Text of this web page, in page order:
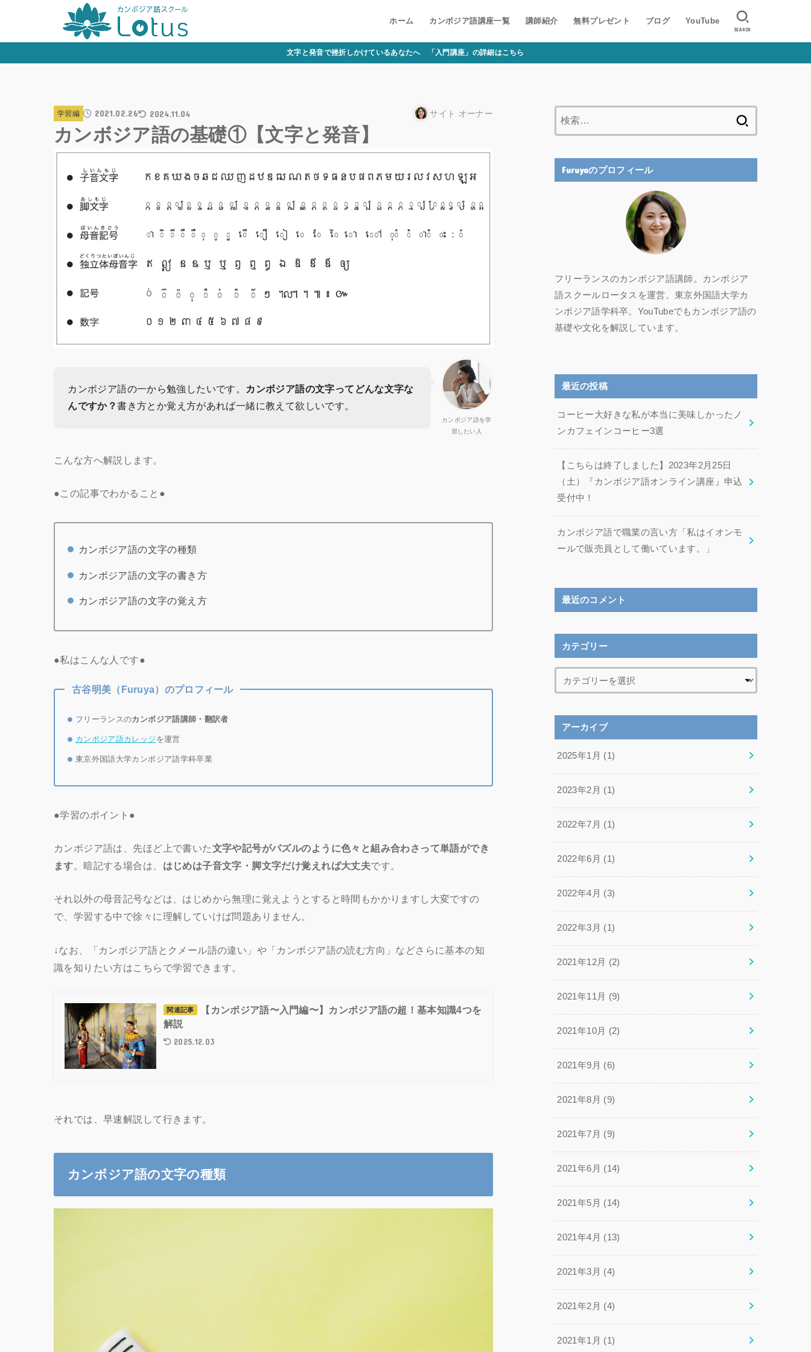
ホーム カンボジア語講座一覧 講師紹介 無料プレゼント ブログ YouTube
SEARCH
文字と発音で挫折しかけているあなたへ 「入門講座」の詳細はこちら
学習編 2021.02.26 2024.11.04 サイト オーナー
カンボジア語の基礎①【文字と発音】
カンボジア語を学
習したい人
カンボジア語の一から勉強したいです。
カンボジア語の文字ってどんな文字な
んですか？書き方とか覚え方があれば一緒に教えて欲しいです。
こんな方へ解説します。
●この記事でわかること●
カンボジア語の文字の種類
カンボジア語の文字の書き方
カンボジア語の文字の覚え方
●私はこんな人です●
古谷明美（Furuya）のプロフィール
フリーランスのカンボジア語講師・翻訳者
カンボジア語カレッジ を運営
東京外国語大学カンボジア語学科卒業
●学習のポイント●
カンボジア語は、先ほど上で書いた文字や記号がパズルのように色々と組み合わさって単語ができ
ます。暗記する場合は、 はじめは子音文字・脚文字だけ覚えれば大丈夫です。
それ以外の母音記号などは、はじめから無理に覚えようとすると時間もかかりますし大変ですの
で、学習する中で徐々に理解していけば問題ありません。
↓なお、「カンボジア語とクメール語の違い」や「カンボジア語の読む方向」などさらに基本の知
識を知りたい方はこちらで学習できます。
関連記事
【カンボジア語〜入門編〜】カンボジア語の超！基本知識4つを
解説
2025.12.03
それでは、早速解説して行きます。
カンボジア語の文字の種類
Furuyaのプロフィール
フリーランスのカンボジア語講師。カンボジア
語スクールロータスを運営。東京外国語大学カ
ンボジア語学科卒。YouTubeでもカンボジア語の
基礎や文化を解説しています。
最近の投稿
コーヒー大好きな私が本当に美味しかったノ
ンカフェインコーヒー3選
【こちらは終了しました】2023年2月25日
（土）『カンボジア語オンライン講座』申込
受付中！
カンボジア語で職業の言い方「私はイオンモ
ールで販売員として働いています。」
最近のコメント
カテゴリー
アーカイブ
2025年1月 (1)
2023年2月 (1)
2022年7月 (1)
2022年6月 (1)
2022年4月 (3)
2022年3月 (1)
2021年12月 (2)
2021年11月 (9)
2021年10月 (2)
2021年9月 (6)
2021年8月 (9)
2021年7月 (9)
2021年6月 (14)
2021年5月 (14)
2021年4月 (13)
2021年3月 (4)
2021年2月 (4)
2021年1月 (1)